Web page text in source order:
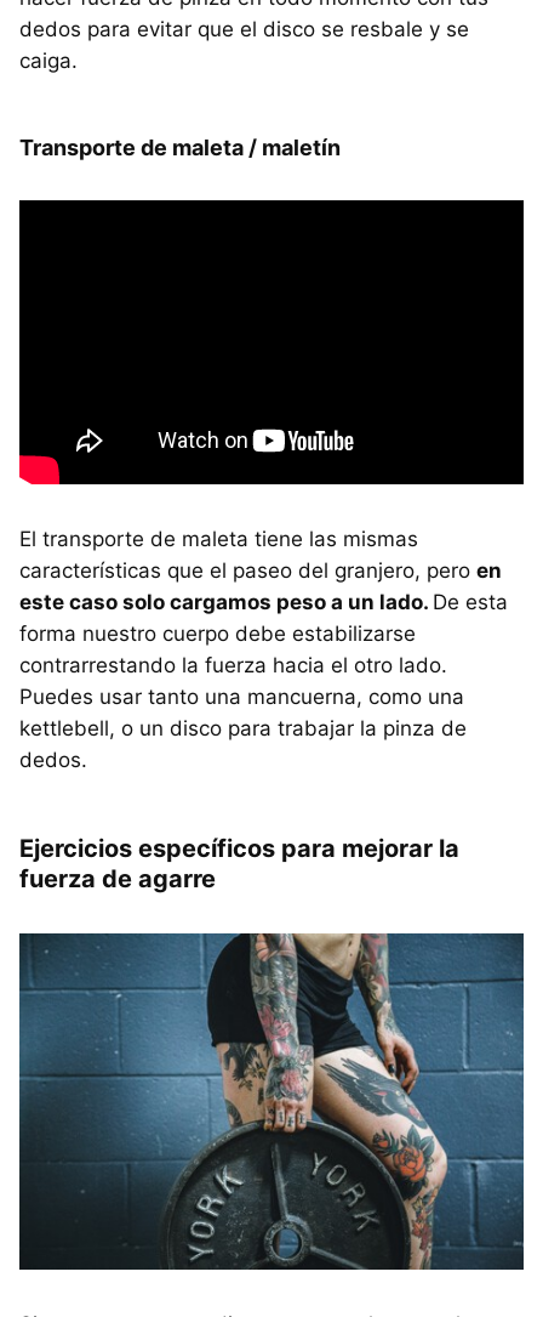
dedos para evitar que el disco se resbale y se
caiga.
Transporte de maleta / maletín
El transporte de maleta tiene las mismas
características que el paseo del granjero, pero en
este caso solo cargamos peso a un lado. De esta
forma nuestro cuerpo debe estabilizarse
contrarrestando la fuerza hacia el otro lado.
Puedes usar tanto una mancuerna, como una
kettlebell, o un disco para trabajar la pinza de
dedos.
Ejercicios específicos para mejorar la
fuerza de agarre